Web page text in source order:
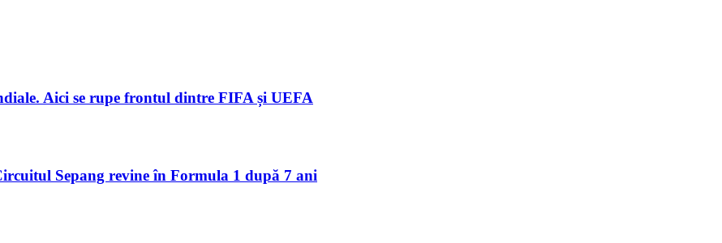
Aici se rupe frontul dintre FIFA și UEFA
Sepang revine în Formula 1 după 7 ani